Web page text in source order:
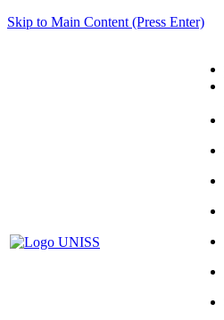
Skip to Main Content (Press Enter)